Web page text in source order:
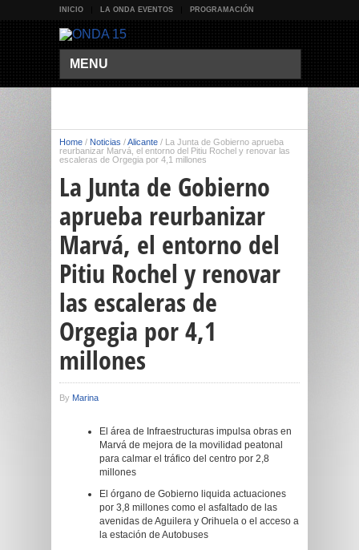
INICIO LA ONDA EVENTOS PROGRAMACIÓN
MENU
Home / Noticias /Alicante / La Junta de Gobierno aprueba
reurbanizar Marvá, el entorno del Pitiu Rochel y renovar las
escaleras de Orgegia por 4,1 millones
La Junta de Gobierno
aprueba reurbanizar
Marvá, el entorno del
Pitiu Rochel y renovar
las escaleras de
Orgegia por 4,1
millones
By Marina
El área de Infraestructuras impulsa obras en
Marvá de mejora de la movilidad peatonal
para calmar el tráfico del centro por 2,8
millones
El órgano de Gobierno liquida actuaciones
por 3,8 millones como el asfaltado de las
avenidas de Aguilera y Orihuela o el acceso a
la estación de Autobuses